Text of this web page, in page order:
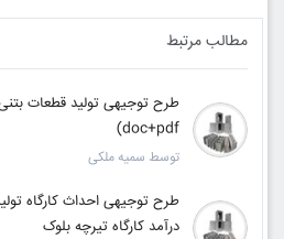
مطالب مرتبط
doc+pdf)
توسط سمیه ملکی
طرح توجیهی احداث کارگاه
درآمد کارگاه تیرچه بلوک